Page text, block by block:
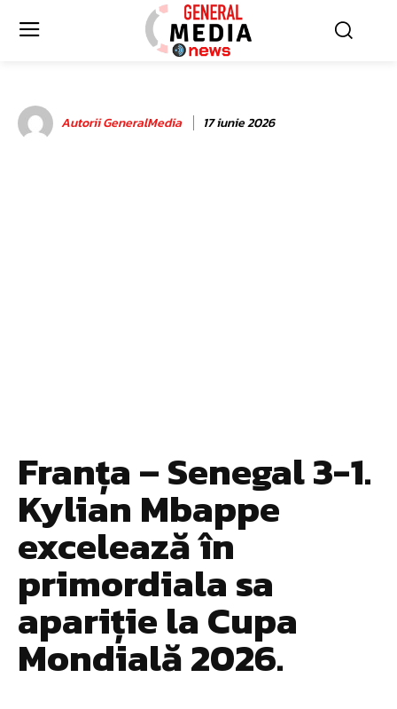
Autorii GeneralMedia 17 iunie 2026
Franța – Senegal 3-1.
Kylian Mbappe
excelează în
primordiala sa
apariție la Cupa
Mondială 2026.